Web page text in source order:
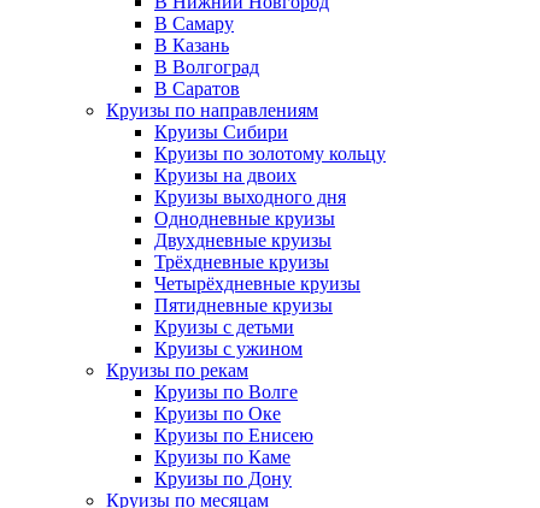
В Самару
В Казань
В Волгоград
В Саратов
Круизы по направлениям
Круизы Сибири
Круизы по золотому кольцу
Круизы на двоих
Круизы выходного дня
Однодневные круизы
Двухдневные круизы
Трёхдневные круизы
Четырёхдневные круизы
Пятидневные круизы
Круизы с детьми
Круизы с ужином
Круизы по рекам
Круизы по Волге
Круизы по Оке
Круизы по Енисею
Круизы по Каме
Круизы по Дону
Круизы по месяцам